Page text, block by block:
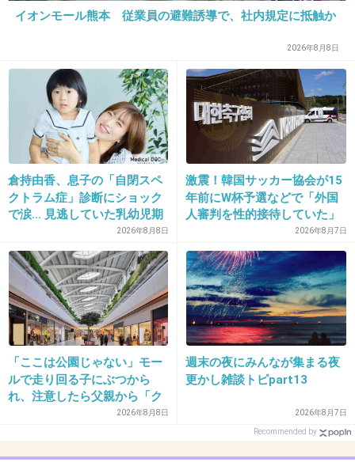
ヒールは好きだから履きたいな
-0
2026/06/03(水) 09:10:32
>>1
ワセリンが良いらしい
ワセリン、テーピング、パット・・。いろ
いろあるぞ！ 登山靴の靴擦れ防止テク - 山
と溪谷オンライン
どんなに自分の足に合う登山靴を買っても、登山中の靴ずれはつきもので
すよね。登山経験が長いとか短いとかに関係なく、靴ずれは登山者の永遠
の悩み。起きてしまう「靴ずれ」をどのように乗り越えているのか、山の
センパイたちに聞いてみました！
+4 -0
31. 匿名2026/06/03(水) 09:12:26
イオンモール熊本 従業員の避難誘導で、社内規定に抵触か
2026年8月8日
倉持由香、息子の「自閉スペ
クトラム症」診断にショック
で涙… 見逃していた乳幼児期
2026年8月8日
激震！韓国サッカー協会が15
年前にW杯予選などで「外国
人審判を性的接待していた」
疑惑のスキャンダルが発覚！
7試合20人が対象で日本人審
判が含まれていたとの指摘
も…
2026年8月7日
「ここは公園じゃない」モー
ルで走り回る子にぶつから
れ、注意したら父親から「ク
ソババア」の暴言。「子ども
2026年8月8日
週末の夜にみんなが集まる夜
更かし雑談トピpart13
2026年8月7日
Recommended by